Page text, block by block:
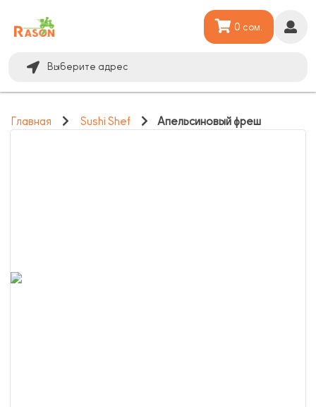
Выберите адрес
0 сом.
Главная Sushi Shef Апельсиновый фреш